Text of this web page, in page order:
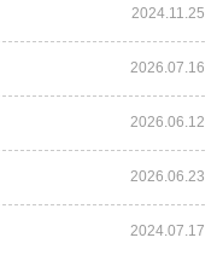
2024.11.25
2026.07.16
2026.06.12
2026.06.23
2024.07.17